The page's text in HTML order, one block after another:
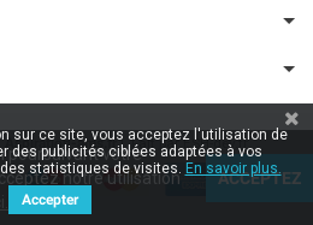
Aspiration-ams.fr| Fait par ESH-dev.fr
poursuivant votre
notre utilisation
ACCEPTEZ
sur ce site, vous acceptez l'utilisation de
des publicités ciblées adaptées à vos
statistiques de visites. En savoir plus.
Accepter